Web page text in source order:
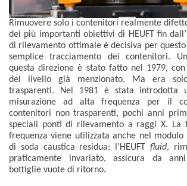
Rimuovere solo i contenitori realmente
dei più importanti obiettivi di HEUFT fin
di rilevamento ottimale è decisiva per questo
semplice tracciamento dei contenitori.
questa direzione è stato fatto nel 1979,
del livello già menzionato. Ma era
trasparenti. Nel 1981 è stata introdotta
misurazione ad alta frequenza per il
contenitori non trasparenti, pochi anni
speciali ponti di rilevamento a raggi X. La
frequenza viene utilizzata anche nel
di soda caustica residua: l’HEUFT fluid,
praticamente invariato, assicura da
bottiglie vuote di ritorno.